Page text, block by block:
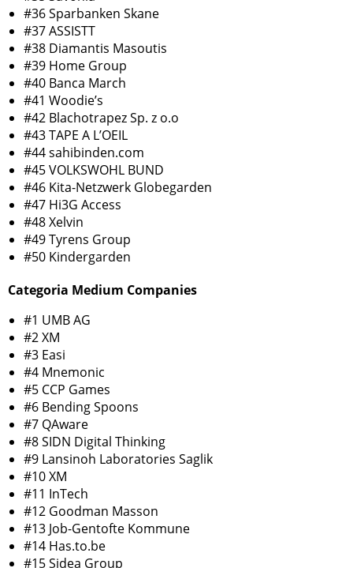
#36 Sparbanken Skane
#37 ASSISTT
#38 Diamantis Masoutis
#39 Home Group
#40 Banca March
#41 Woodie’s
#42 Blachotrapez Sp. z o.o
#43 TAPE A L’OEIL
#44 sahibinden.com
#45 VOLKSWOHL BUND
#46 Kita-Netzwerk Globegarden
#47 Hi3G Access
#48 Xelvin
#49 Tyrens Group
#50 Kindergarden
Categoria Medium Companies
#1 UMB AG
#2 XM
#3 Easi
#4 Mnemonic
#5 CCP Games
#6 Bending Spoons
#7 QAware
#8 SIDN Digital Thinking
#9 Lansinoh Laboratories Saglik
#10 XM
#11 InTech
#12 Goodman Masson
#13 Job-Gentofte Kommune
#14 Has.to.be
#15 Sidea Group